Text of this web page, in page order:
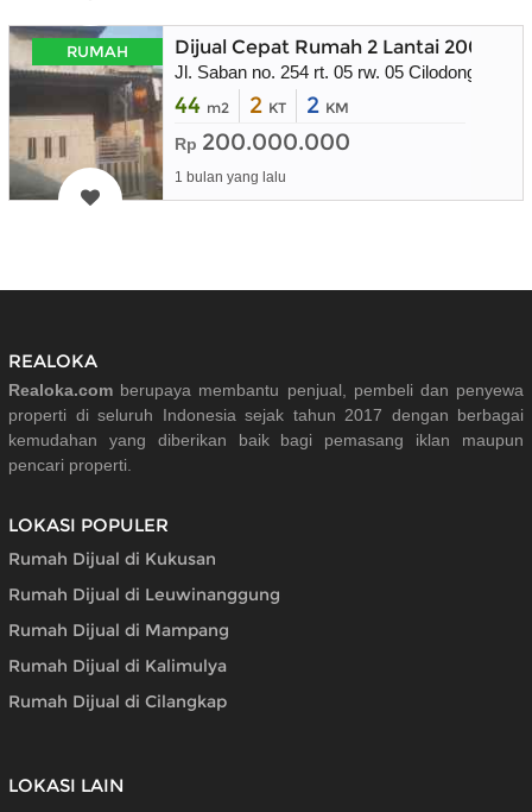
RUMAH Dijual Cepat Rumah 2 Lantai 200 juta
Jl. Saban no. 254 rt. 05 rw. 05 Cilodong Depok
44 m2 2 KT 2 KM
Rp 200.000.000
1 bulan yang lalu
REALOKA
Realoka.com berupaya membantu penjual, pembeli dan penyewa
properti di seluruh Indonesia sejak tahun 2017 dengan berbagai
kemudahan yang diberikan baik bagi pemasang iklan maupun
pencari properti.
LOKASI POPULER
Rumah Dijual di Kukusan
Rumah Dijual di Leuwinanggung
Rumah Dijual di Mampang
Rumah Dijual di Kalimulya
Rumah Dijual di Cilangkap
LOKASI LAIN